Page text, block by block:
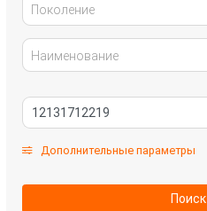
Mazda
Mitsubishi
Omoda
Skoda
Поколение
Наименование
Дополнительные параметры
Поиск